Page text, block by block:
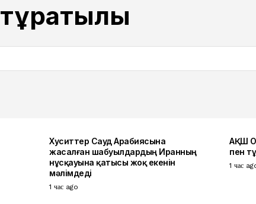
тұрақтылық
Хуситтер Сауд Арабиясына
жасалған шабуылдардың Иранның
нұсқауына қатысы жоқ екенін
мәлімдеді
1 час ago
АҚШ
пен
1 час